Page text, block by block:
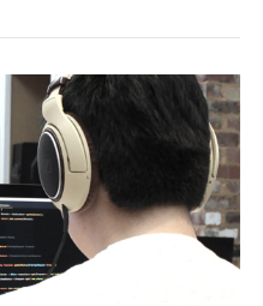
质，不同的网站用户有不同
门网站似乎没有架子，